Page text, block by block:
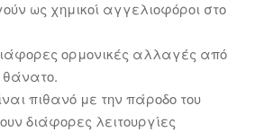
ως χημικοί αγγελιοφόροι στο
ορμονικές αλλαγές από
θάνατο.
πιθανό με την πάροδο του
διάφορες λειτουργίες